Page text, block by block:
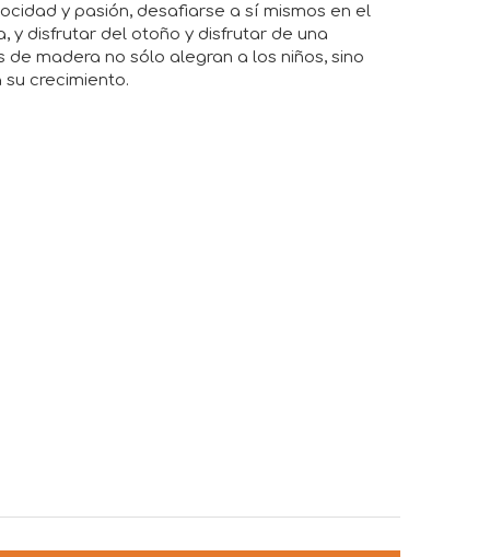
y pasión, desafiarse a sí mismos en el
y disfrutar del otoño y disfrutar de una
madera no sólo alegran a los niños, sino
crecimiento.